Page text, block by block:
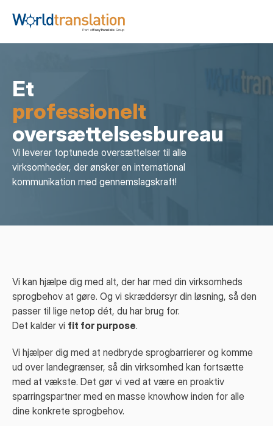
Et
professionelt
oversættelsesbureau
Vi leverer toptunede oversættelser til alle
virksomheder, der ønsker en international
kommunikation med gennemslagskraft!
Vi kan hjælpe dig med alt, der har med din virksomheds
sprogbehov at gøre. Og vi skræddersyr din løsning, så den
passer til lige netop dét, du har brug for.
Det kalder vi fit for purpose.
Vi hjælper dig med at nedbryde sprogbarrierer og komme
ud over landegrænser, så din virksomhed kan fortsætte
med at vækste. Det gør vi ved at være en proaktiv
sparringspartner med en masse knowhow inden for alle
dine konkrete sprogbehov.